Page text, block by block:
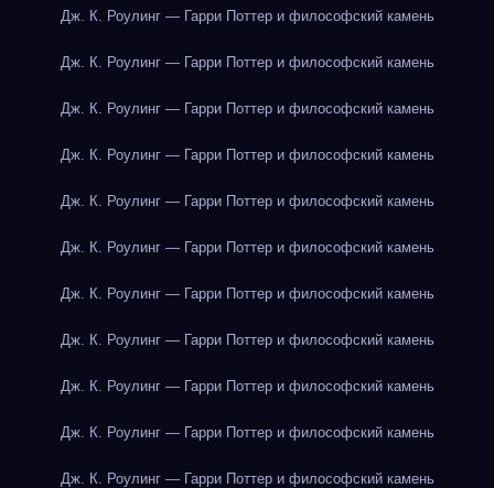
Дж. К. Роулинг — Гарри Поттер и философский камень
Дж. К. Роулинг — Гарри Поттер и философский камень
Дж. К. Роулинг — Гарри Поттер и философский камень
Дж. К. Роулинг — Гарри Поттер и философский камень
Дж. К. Роулинг — Гарри Поттер и философский камень
Дж. К. Роулинг — Гарри Поттер и философский камень
Дж. К. Роулинг — Гарри Поттер и философский камень
Дж. К. Роулинг — Гарри Поттер и философский камень
Дж. К. Роулинг — Гарри Поттер и философский камень
Дж. К. Роулинг — Гарри Поттер и философский камень
Дж. К. Роулинг — Гарри Поттер и философский камень